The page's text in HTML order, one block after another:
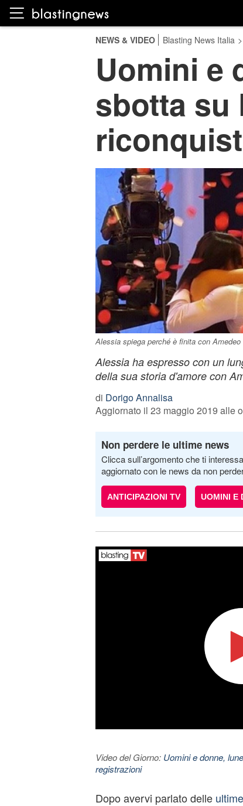
NEWS & VIDEO Blasting News Italia >
Uomini e
sbotta su
Alessia spiega perché è finita con Amedeo
Alessia ha espresso con un
della sua storia d'amore con
di Dorigo Annalisa
Aggiornato il 23 maggio 2019 alle
Non perdere le ultime news
Clicca sull’argomento che ti
aggiornato con le news da non
ANTICIPAZIONI TV UOMINI E
Video del Giorno: Uomini e donne,
registrazioni
Dopo avervi parlato delle